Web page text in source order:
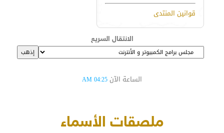
قوانين المنتدى
الانتقال السريع
الساعة الآن 04:25 AM
ملصقات الأسماء